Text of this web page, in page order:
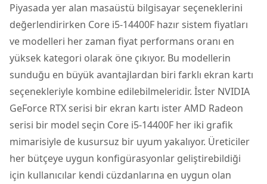
Piyasada yer alan masaüstü bilgisayar seçeneklerini
değerlendirirken Core i5-14400F hazır sistem fiyatları
ve modelleri her zaman fiyat performans oranı en
yüksek kategori olarak öne çıkıyor. Bu modellerin
sunduğu en büyük avantajlardan biri farklı ekran kartı
seçenekleriyle kombine edilebilmeleridir. İster NVIDIA
GeForce RTX serisi bir ekran kartı ister AMD Radeon
serisi bir model seçin Core i5-14400F her iki grafik
mimarisiyle de kusursuz bir uyum yakalıyor. Üreticiler
her bütçeye uygun konfigürasyonlar geliştirebildiği
için kullanıcılar kendi cüzdanlarına en uygun olan